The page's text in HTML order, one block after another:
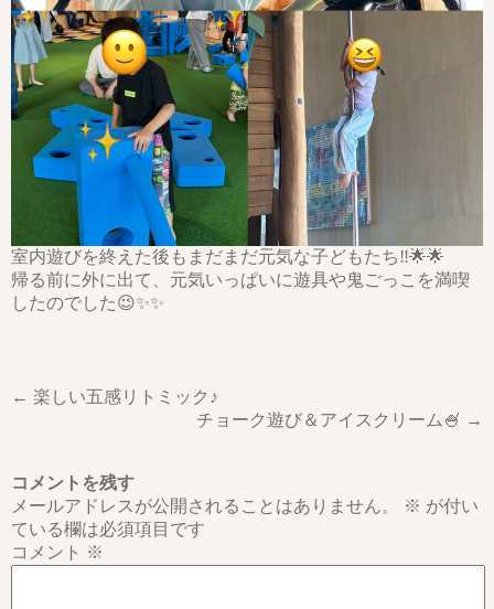
室内遊びを終えた後もまだまだ元気な子どもたち‼🌟🌟
帰る前に外に出て、元気いっぱいに遊具や鬼ごっこを満喫
したのでした😉✨✨
← 楽しい五感リトミック♪
チョーク遊び＆アイスクリーム🍧 →
コメントを残す
メールアドレスが公開されることはありません。
※ が付い
ている欄は必須項目です
コメント ※